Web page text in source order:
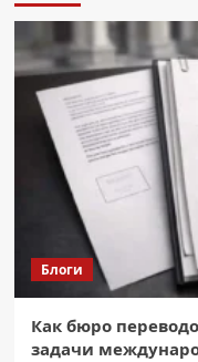
Блоги
Как бюро
задачи